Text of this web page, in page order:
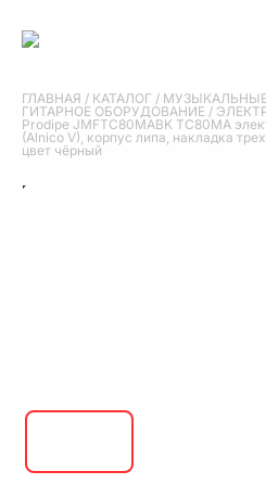
ГЛАВНАЯ / КАТАЛОГ /
ГИТАРНОЕ ОБОРУДОВАНИЕ /
Prodipe JMFTC80MABK TC80MA
(Alnico V), корпус липа, накладка
цвет чёрный
Prodipe JMFTC80MABK